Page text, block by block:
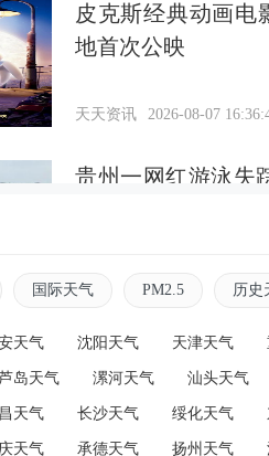
皮克斯经典动画电
地首次公映
天天资讯 2026-08-07
贵州一网红游泳失
2026-08-07
国际天气 PM2.5 历史
天气 沈阳天气 天津天气
岛天气 漯河天气 汕头天气
天气 长沙天气 绥化天气
天气 承德天气 扬州天气